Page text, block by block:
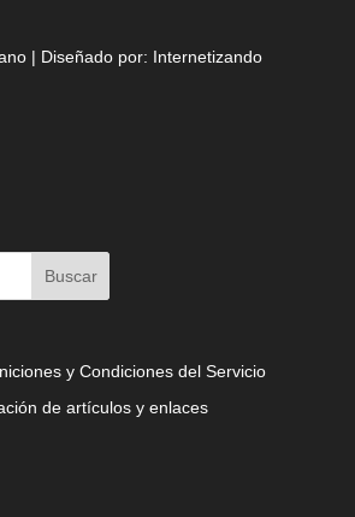
| Diseñado por: Internetizando
y Condiciones del Servicio
de artículos y enlaces